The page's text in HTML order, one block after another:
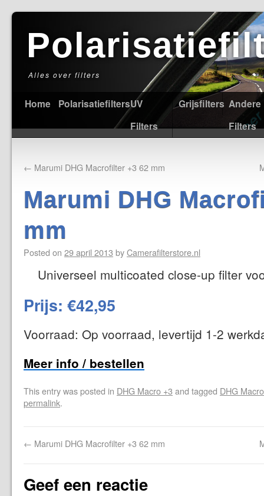
Alles over filters
Home PolarisatiefiltersUV
Filters
Grijsfilters Andere
Filters
← Marumi DHG Macrofilter +3 62 mm
Marumi DHG
mm
Posted on 29 april 2013 byCamerafilterstore.nl
Universeel multicoated close-up filter
Prijs: €42,95
Voorraad: Op voorraad, levertijd 1-2
Meer info / bestellen
This entry was posted in DHG Macro +3 and tagged DHG
permalink.
← Marumi DHG Macrofilter +3 62 mm
Geef een reactie